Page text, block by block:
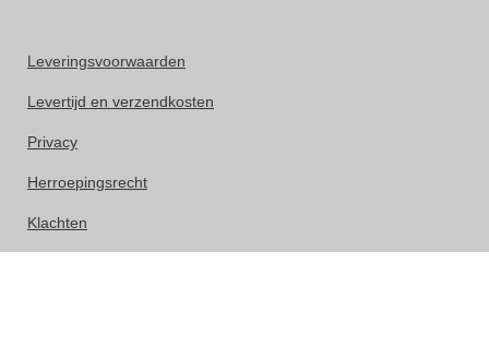
Leveringsvoorwaarden
Levertijd en verzendkosten
Privacy
Herroepingsrecht
Klachten